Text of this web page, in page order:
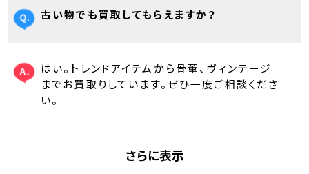
古い物でも買取してもらえますか？
はい。トレンドアイテムから骨董、ヴィンテージ
までお買取りしています。ぜひ一度ご相談くださ
い。
さらに表示